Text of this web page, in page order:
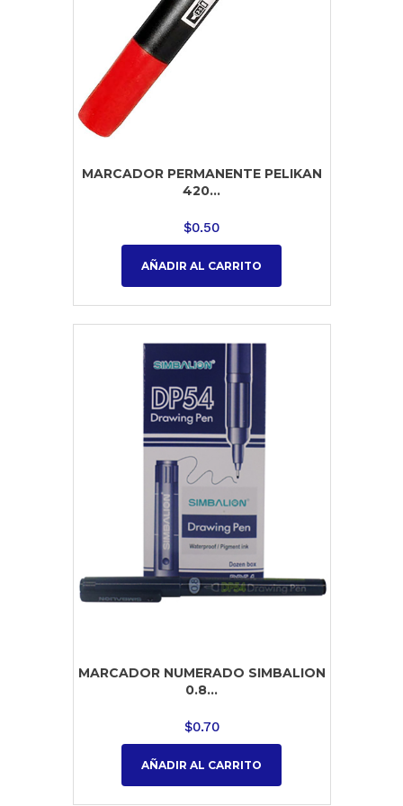
MARCADOR PERMANENTE PELIKAN
420...
$0.50
AÑADIR AL CARRITO
MARCADOR NUMERADO SIMBALION
0.8...
$0.70
AÑADIR AL CARRITO